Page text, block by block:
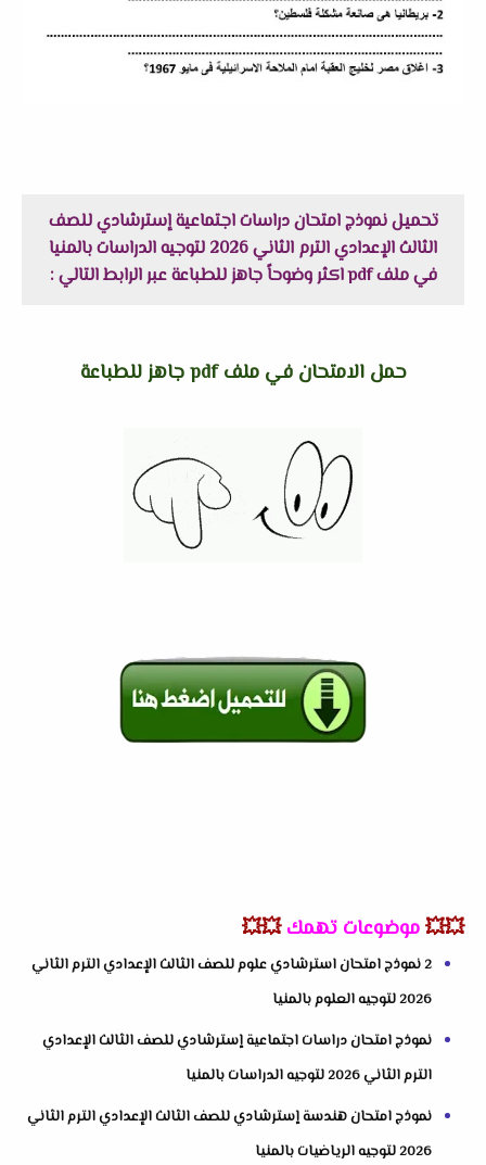
تحميل نموذج امتحان دراسات اجتماعية إسترشادي للصف
الثالث الإعدادي الترم الثاني 2026 لتوجيه الدراسات بالمنيا
في ملف pdf اكثر وضوحاً جاهز للطباعة عبر الرابط التالي :
حمل الامتحان في ملف pdf جاهز للطباعة
💥💥موضوعات تهمك 💥💥
2 نموذج امتحان استرشادي علوم للصف الثالث الإعدادي الترم الثاني
2026 لتوجيه العلوم بالمنيا
نموذج امتحان دراسات اجتماعية إسترشادي للصف الثالث الإعدادي
الترم الثاني 2026 لتوجيه الدراسات بالمنيا
نموذج امتحان هندسة إسترشادي للصف الثالث الإعدادي الترم الثاني
2026 لتوجيه الرياضيات بالمنيا